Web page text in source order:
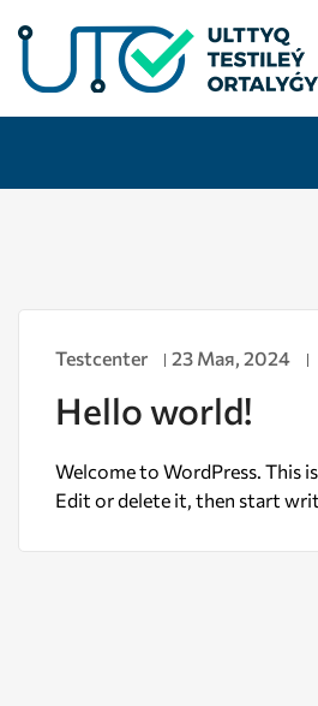
Testcenter 23 Мая, 2024
Hello world!
Welcome to WordPress. This
Edit or delete it, then start